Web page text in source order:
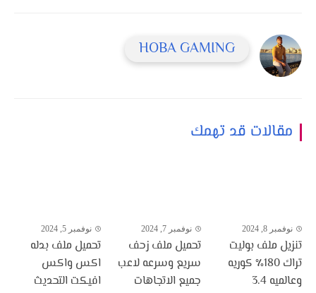
HOBA GAMING
مقالات قد تهمك
نوفمبر 8, 2024
تنزيل ملف بوليت
تراك 180٪ كوريه
وعالميه 3.4
نوفمبر 7, 2024
تحميل ملف زحف
سريع وسرعه لاعب
جميع الاتجاهات
نوفمبر 5, 2024
تحميل ملف بدله
اكس واكس
افيكت التحديث